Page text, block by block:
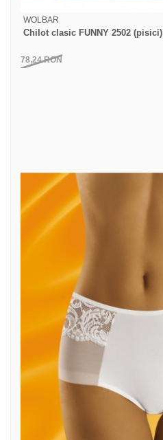
WOLBAR
Chilot clasic FUNNY 2502 (pisici)
78,24RON